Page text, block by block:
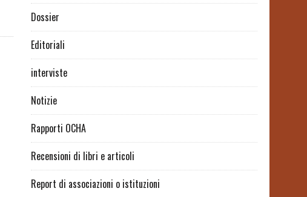
Dossier
Editoriali
interviste
Notizie
Rapporti OCHA
Recensioni di libri e articoli
Report di associazioni o istituzioni